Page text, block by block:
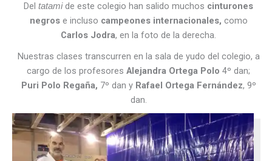
Deltatamide este colegio han salido muchos cinturones
negrose incluso campeones internacionales, como
Carlos Jodra, en la foto de la derecha.
Nuestras clases transcurren en la sala de yudo del colegio, a
cargo de los profesoresAlejandra Ortega Polo 4º dan;
Puri Polo Regaña, 7º dan yRafael Ortega Fernández, 9º
dan.